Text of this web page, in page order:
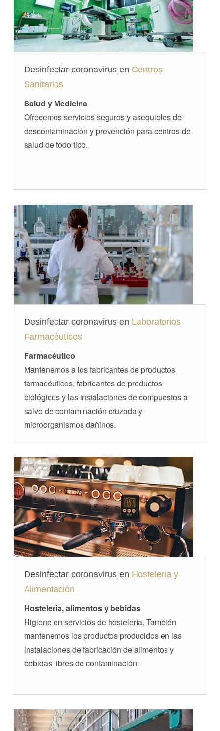
Desinfectar coronavirus en Centros
Sanitarios
Salud y Medicina
Ofrecemos servicios seguros y asequibles de
descontaminación y prevención para centros de
salud de todo tipo.
Desinfectar coronavirus en Laboratorios
Farmacéuticos
Farmacéutico
Mantenemos a los fabricantes de productos
farmacéuticos, fabricantes de productos
biológicos y las instalaciones de compuestos a
salvo de contaminación cruzada y
microorganismos dañinos.
Desinfectar coronavirus en Hosteleria y
Alimentación
Hostelería, alimentos y bebidas
Higiene en servicios de hostelería. También
mantenemos los productos producidos en las
instalaciones de fabricación de alimentos y
bebidas libres de contaminación.